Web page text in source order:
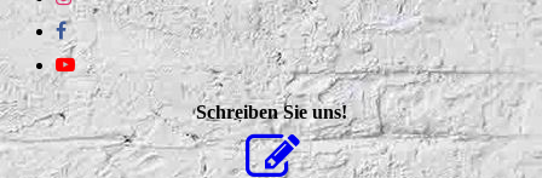
Schreiben Sie uns!